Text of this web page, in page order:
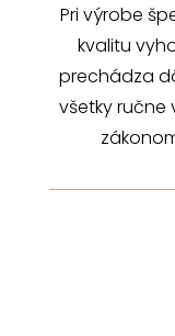
Pri výrobe
kvalitu
prechádza
všetky ručne